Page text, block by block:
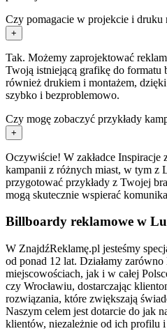
Czy pomagacie w projekcie i druku
+
Tak. Możemy zaprojektować
Twoją istniejącą grafikę do formatu
również drukiem i montażem, dzięki
szybko i bezproblemowo.
Czy mogę zobaczyć przykłady
+
Oczywiście! W zakładce Inspiracje
kampanii z różnych miast, w tym z
przygotować przykłady z Twojej
mogą skutecznie wspierać
Billboardy reklamowe w
W ZnajdźReklamę.pl jesteśmy
od ponad 12 lat. Działamy
miejscowościach, jak i w całej
czy Wrocławiu, dostarczając
rozwiązania, które zwiększają
Naszym celem jest dotarcie do jak
klientów, niezależnie od ich profilu i